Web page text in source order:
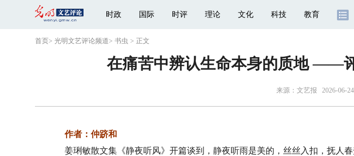
时政 国际 时评 理论 文化 科技 教育
首页 > 光明文艺评论频道> 书虫 > 正文
在痛苦中辨认生命本身的质地 ——
来源： 文艺报 2026-06-
作者：仲跻和
姜琍敏散文集《静夜听风》开篇谈到，静夜听雨是美的，丝丝入扣，抚人春